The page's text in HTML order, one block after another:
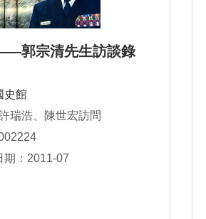
郭宗清先生訪談錄
史館
瑞浩、陳世宏訪問
期：2011-07